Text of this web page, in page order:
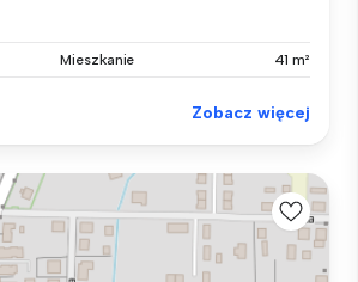
Mieszkanie 41 m²
Zobacz więcej